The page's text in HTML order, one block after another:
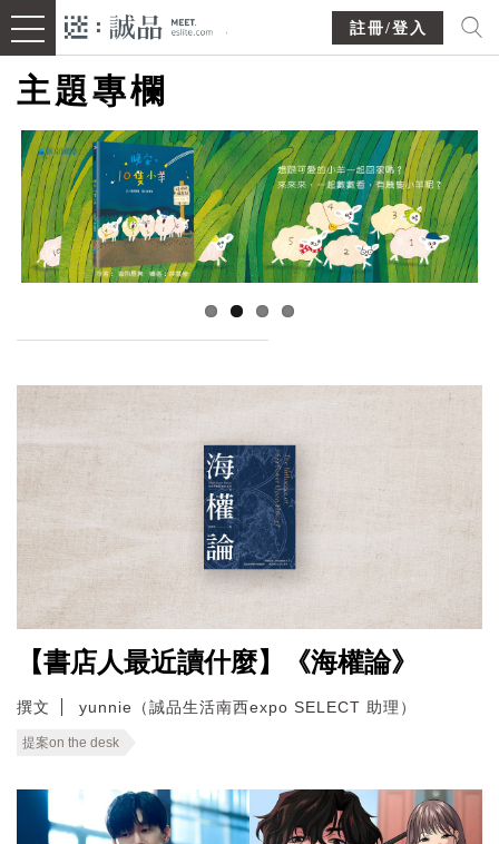
註冊/登入
主題專欄
【書店人最近讀什麼】《海權論》
撰文 yunnie（誠品生活南西expo SELECT 助理）
提案on the desk